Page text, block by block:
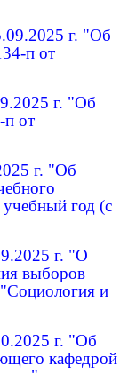
г. "Об
п от
г. "Об
п от
г. "Об
год (с
г. "О
выборов
и
г. "Об
кафедрой